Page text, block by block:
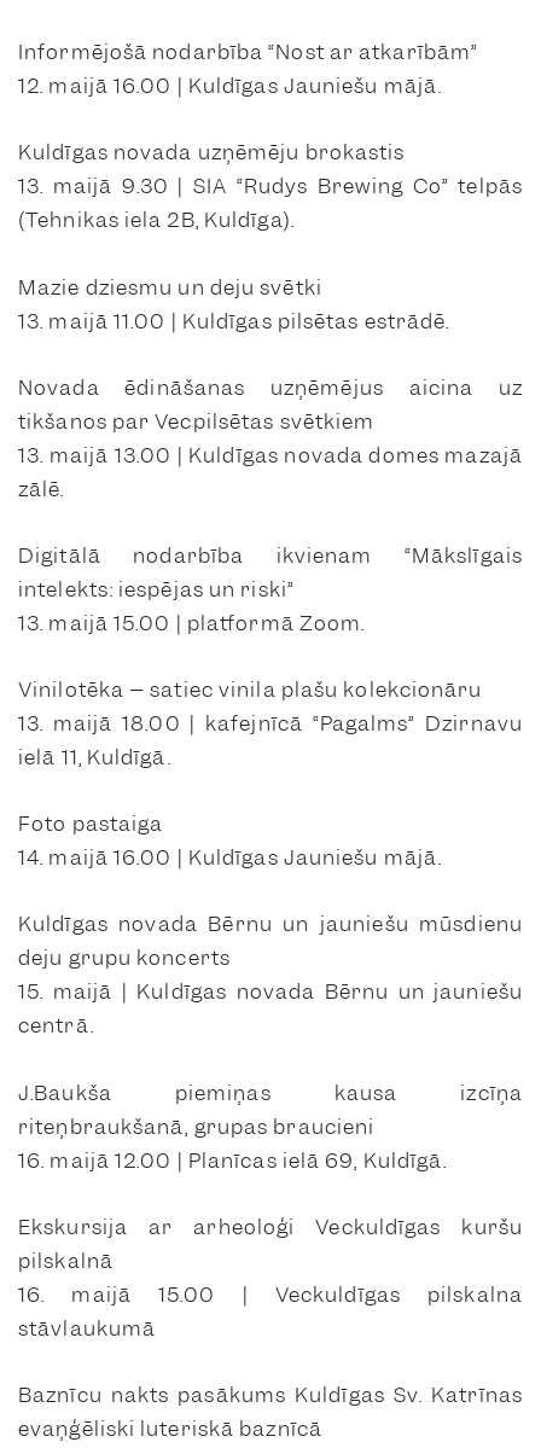
Informējošā nodarbība “Nost ar atkarībām”
12. maijā 16.00 | Kuldīgas Jauniešu mājā.
Kuldīgas novada uzņēmēju brokastis
13. maijā 9.30 | SIA “Rudys Brewing Co” telpās
(Tehnikas iela 2B, Kuldīga).
Mazie dziesmu un deju svētki
13. maijā 11.00 | Kuldīgas pilsētas estrādē.
Novada ēdināšanas uzņēmējus aicina uz
tikšanos par Vecpilsētas svētkiem
13. maijā 13.00 | Kuldīgas novada domes mazajā
zālē.
Digitālā nodarbība ikvienam “Mākslīgais
intelekts: iespējas un riski”
13. maijā 15.00 | platformā Zoom.
Vinilotēka – satiec vinila plašu kolekcionāru
13. maijā 18.00 | kafejnīcā “Pagalms” Dzirnavu
ielā 11, Kuldīgā.
Foto pastaiga
14. maijā 16.00 | Kuldīgas Jauniešu mājā.
Kuldīgas novada Bērnu un jauniešu mūsdienu
deju grupu koncerts
15. maijā | Kuldīgas novada Bērnu un jauniešu
centrā.
J.Baukša piemiņas kausa izcīņa
riteņbraukšanā, grupas braucieni
16. maijā 12.00 | Planīcas ielā 69, Kuldīgā.
Ekskursija ar arheoloģi Veckuldīgas kuršu
pilskalnā
16. maijā 15.00 | Veckuldīgas pilskalna
stāvlaukumā
Baznīcu nakts pasākums Kuldīgas Sv. Katrīnas
evaņģēliski luteriskā baznīcā